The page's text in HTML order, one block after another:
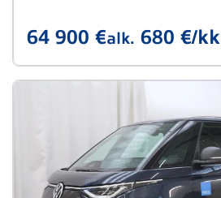
64 900 €alk. 680 €/kk